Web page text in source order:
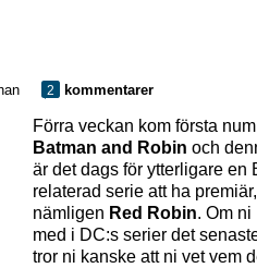
2 kommentarer
Förra veckan kom första
Batman and Robin och
är det dags för ytterligare en
relaterad serie att ha premiär,
nämligen Red Robin. Om ni
med i DC:s serier det
tror ni kanske att ni vet vem